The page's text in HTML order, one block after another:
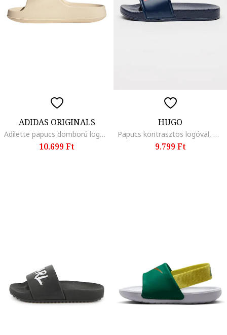
ADIDAS ORIGINALS
Adilette papucs domború logóval, Bézs
10.699 Ft
HUGO
Papucs kontrasztos logóval, Piros/Tengerészkék
9.799 Ft